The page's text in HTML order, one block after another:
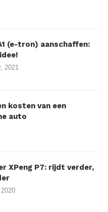
(e-tron) aanschaffen:
2021
kosten van een
auto
XPeng P7: rijdt verder,